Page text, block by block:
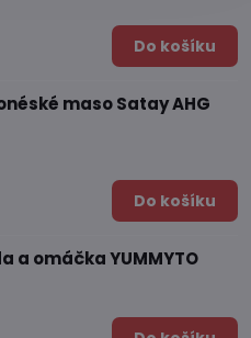
Do košíku
maso Satay AHG
Do košíku
a omáčka YUMMYTO